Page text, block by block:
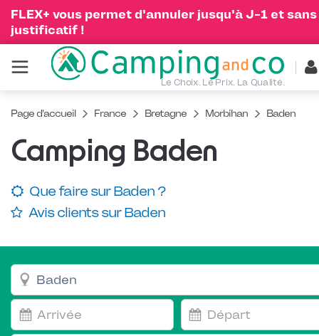
FLEX+ vous permet d'annuler jusqu'à J-1 et sans
justificatif !
Le Choix. Le Prix. La Qualité.
Page d'accueil France Bretagne Morbihan Baden
Camping Baden
Que faire sur Baden ?
Avis clients sur Baden